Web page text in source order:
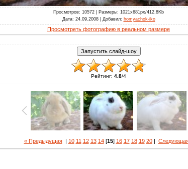
Просмотров: 10572 | Размеры: 1021x681px/412.8Kb
Дата: 24.09.2008 | Добавил: homyachok-iko
Просмотреть фотографию в реальном размере
Рейтинг: 4.8/4
« Предыдущая| 10 11 12 13 14[15] 16 17 18 19 20|